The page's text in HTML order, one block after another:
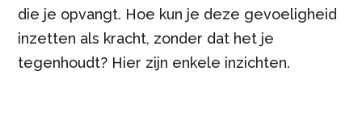
die je opvangt. Hoe kun je deze gevoeligheid
inzetten als kracht, zonder dat het je
tegenhoudt? Hier zijn enkele inzichten.